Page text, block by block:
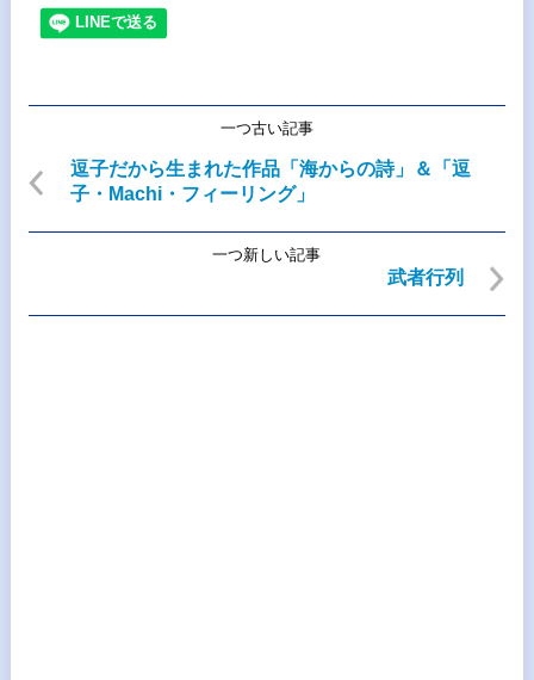
一つ古い記事
逗子だから生まれた作品「海からの詩」＆「逗
子・Machi・フィーリング」
一つ新しい記事
武者行列